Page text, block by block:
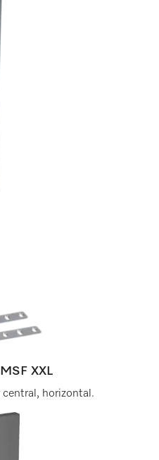
XXL
central, horizontal.